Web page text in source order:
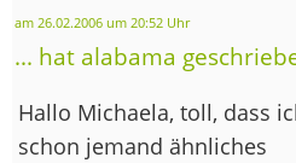
am 26.02.2006 um 20:52 Uhr
... hat alabama
Hallo Michaela, toll, dass
schon jemand ähnliches